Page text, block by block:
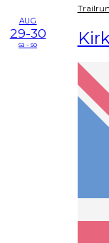
Trailrun
AUG
29-30
sa - so